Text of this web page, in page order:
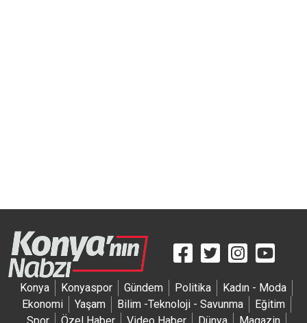
Konya Konyaspor Gündem Politika
Kadın - Moda
Ekonomi
Yaşam Bilim -Teknoloji - Savunma
Eğitim